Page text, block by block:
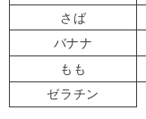
さば
バナナ
もも
ゼラチン